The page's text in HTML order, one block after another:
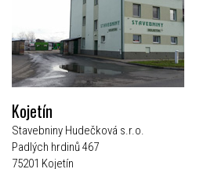
Kojetín
Stavebniny Hudečková s.r.o.
Padlých hrdinů 467
75201 Kojetín